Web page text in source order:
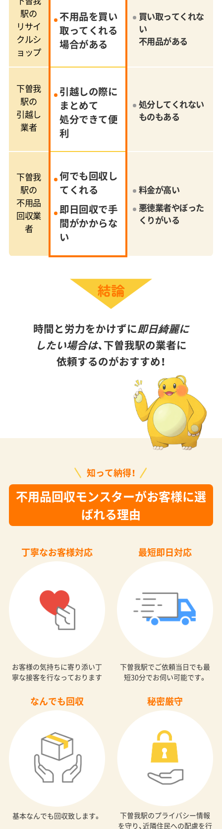
駅の
リサイ
クルシ
ョップ
不用品を買い
取ってくれる
場合がある
買い取ってくれな
い
不用品がある
下曽我
駅の
引越し
業者
引越しの際に
まとめて
処分できて便
利
処分してくれない
ものもある
下曽我
駅の
不用品
回収業
者
何でも回収し
てくれる
即日回収で手
間がかからな
い
料金が高い
悪徳業者やぼった
くりがいる
時間と労力をかけずに即日綺麗に
したい場合は、下曽我駅の業者に
依頼するのがおすすめ！
知って納得！
不用品回収モンスターがお客様に選
ばれる理由
丁寧なお客様対応
お客様の気持ちに寄り添い丁
寧な接客を行なっております
最短即日対応
下曽我駅でご依頼当日でも最
短30分でお伺い可能です。
なんでも回収
基本なんでも回収致します。
秘密厳守
下曽我駅のプライバシー情報
を守り、近隣住民への配慮を行